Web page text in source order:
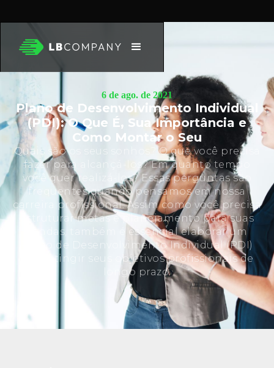
6 de ago. de 2021
Plano de Desenvolvimento Individual
(PDI): O Que É, Sua Importância e
Como Montar o Seu
Quais são os seus sonhos? O que você precisa
fazer para alcançá-los? Em quanto tempo
você quer realizá-los? Essas perguntas são
frequentes quando pensamos em nossa
carreira profissional. Assim como você precisa
estruturar metas e planejamento para suas
vendas, também é essencial elaborar um
Plano de Desenvolvimento Individual (PDI)
para atingir seus objetivos profissionais de
longo prazo.